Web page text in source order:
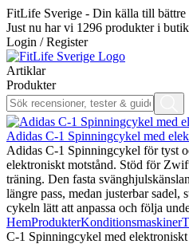
FitLife Sverige - Din källa till bättre
Just nu har vi 1296 produkter i
Login / Register
Artiklar
Produkter
Adidas C-1 Spinningcykel med
Adidas C-1 Spinningcykel för tyst
elektroniskt motstånd. Stöd för
träning. Den fasta
längre pass, medan justerbar
cykeln lätt att anpassa och följa
HemProdukterKonditionsmaskiner
C-1 Spinningcykel med elektroniskt